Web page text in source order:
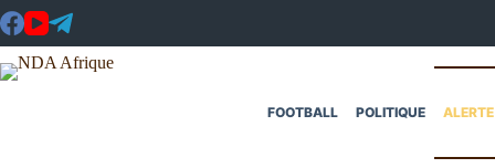
Passer
au
contenu
FOOTBALL POLITIQUE ALERTE